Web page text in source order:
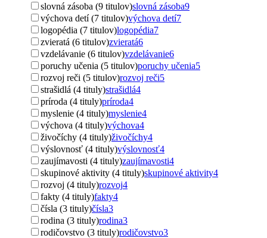
slovná zásoba (9 titulov)slovná zásoba9
výchova detí (7 titulov)výchova detí7
logopédia (7 titulov)logopédia7
zvieratá (6 titulov)zvieratá6
vzdelávanie (6 titulov)vzdelávanie6
poruchy učenia (5 titulov)poruchy učenia5
rozvoj reči (5 titulov)rozvoj reči5
strašidlá (4 tituly)strašidlá4
príroda (4 tituly)príroda4
myslenie (4 tituly)myslenie4
výchova (4 tituly)výchova4
živočíchy (4 tituly)živočíchy4
výslovnosť (4 tituly)výslovnosť4
zaujímavosti (4 tituly)zaujímavosti4
skupinové aktivity (4 tituly)skupinové aktivity4
rozvoj (4 tituly)rozvoj4
fakty (4 tituly)fakty4
čísla (3 tituly)čísla3
rodina (3 tituly)rodina3
rodičovstvo (3 tituly)rodičovstvo3